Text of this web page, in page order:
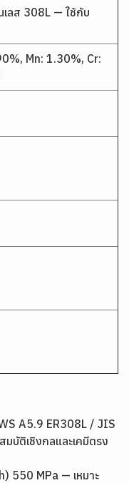
เลส 308L — ใช้กับ
Mn: 1.30%, Cr:
A5.9 ER308L / JIS
บัติเชิงกลและเคมีตรง
550 MPa — เหมาะ